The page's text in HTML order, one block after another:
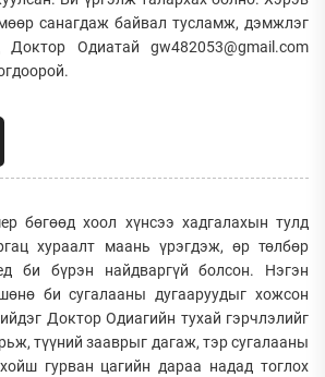
санагдаж байвал тусламж, дэмжлэг
Одиатай gw482053@gmail.com
бөгөөд хоол хүнсээ хадгалахын тулд
хураалт маань үрэгдэж, өр төлбөр
би бүрэн найдваргүй болсон. Нэгэн
би сугалааны дугааруудыг хожсон
Доктор Одиагийн тухай гэрчлэлийг
түүний зааврыг дагаж, тэр сугалааны
гурван цагийн дараа надад тоглох